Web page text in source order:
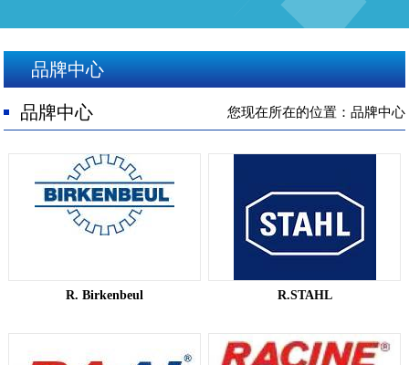
客户服务
在线留言
人才招聘
联系我们
品牌中心
品牌中心 您现在所在的位置：品牌中心
R. Birkenbeul R.STAHL